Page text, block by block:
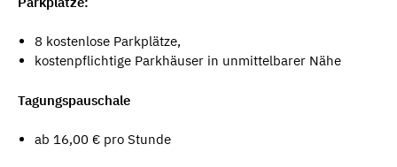
8 kostenlose Parkplätze,
kostenpflichtige Parkhäuser in unmittelbarer Nähe
Tagungspauschale
ab 16,00 € pro Stunde